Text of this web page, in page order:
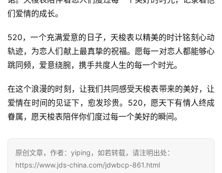
们爱情的成长。
520，一个充满爱意的日子，天梭表以精美的时计铭刻心动
轨迹，为恋人们献上最真挚的祝福。愿每一对恋人都能够心
跳同频，爱意绕腕，携手共度人生的每一个时光。
在这个浪漫的时刻，让我们共同感受天梭表带来的美好，让
爱情在时间的见证下，愈发珍贵。520，愿天下有情人终成
眷属，愿天梭表陪伴你们度过每一个美好的瞬间。
原创文章，作者：yiping，如若转载，请注明出处：
https://www.jds-china.com/jdwbcp-861.html